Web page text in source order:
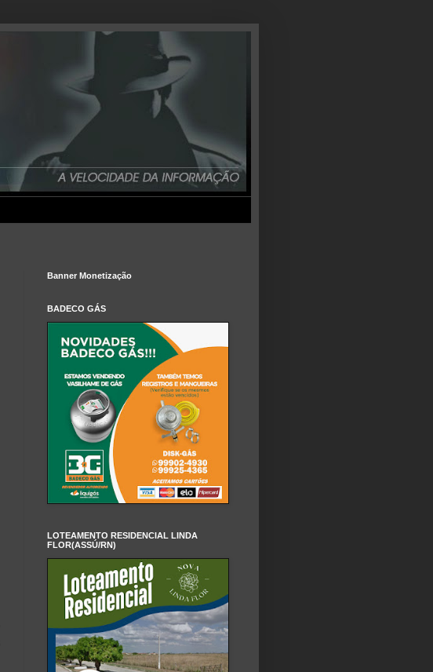
Banner Monetização
BADECO GÁS
LOTEAMENTO RESIDENCIAL LINDA
FLOR(ASSÚ/RN)